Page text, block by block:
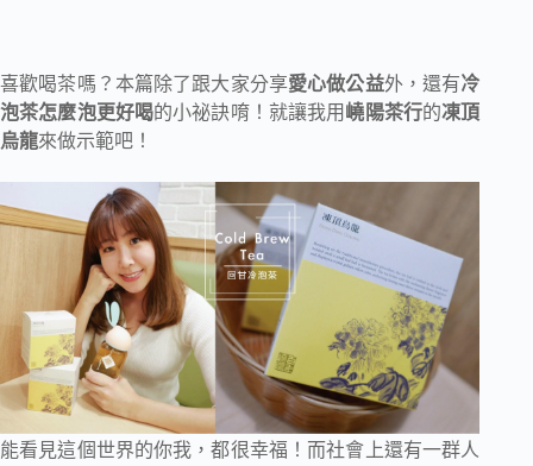
喜歡喝茶嗎？本篇除了跟大家分享愛心做公益外，還有冷
泡茶怎麼泡更好喝的小祕訣唷！就讓我用 嶢陽茶行的凍頂
烏龍來做示範吧！
能看見這個世界的你我，都很幸福！而社會上還有一群人